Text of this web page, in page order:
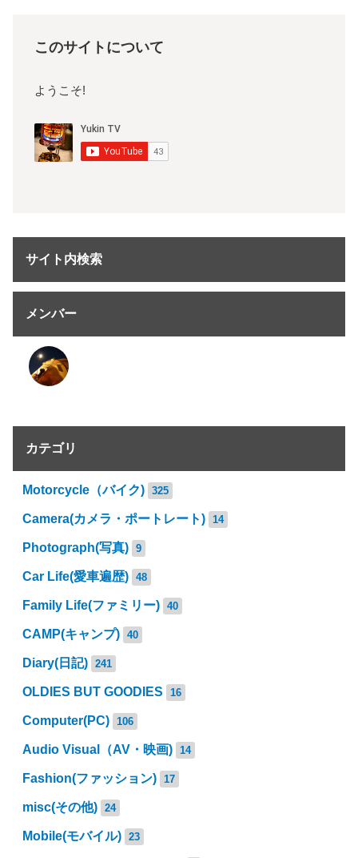
このサイトについて
ようこそ!
サイト内検索
メンバー
カテゴリ
Motorcycle（バイク) 325
Camera(カメラ・ポートレート) 14
Photograph(写真) 9
Car Life(愛車遍歴) 48
Family Life(ファミリー) 40
CAMP(キャンプ) 40
Diary(日記) 241
OLDIES BUT GOODIES 16
Computer(PC) 106
Audio Visual（AV・映画) 14
Fashion(ファッション) 17
misc(その他) 24
Mobile(モバイル) 23